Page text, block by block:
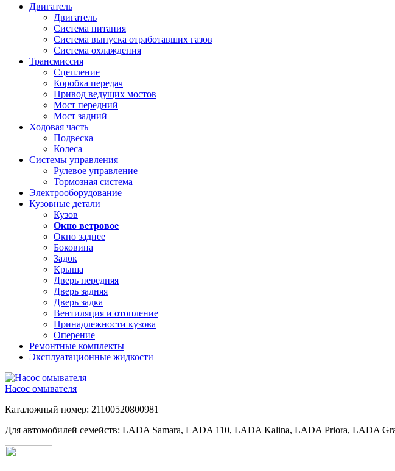
Двигатель
Двигатель
Система питания
Система выпуска отработавших газов
Система охлаждения
Трансмиссия
Сцепление
Коробка передач
Привод ведущих мостов
Мост передний
Мост задний
Ходовая часть
Подвеска
Колеса
Системы управления
Рулевое управление
Тормозная система
Электрооборудование
Кузовные детали
Кузов
Окно ветровое
Окно заднее
Боковина
Задок
Крыша
Дверь передняя
Дверь задняя
Дверь задка
Вентиляция и отопление
Принадлежности кузова
Оперение
Ремонтные комплекты
Эксплуатационные жидкости
Насос омывателя
Каталожный номер: 21100520800981
Для автомобилей семейств: LADA Samara, LADA 110, LADA Kalina, LADA Priora, LADA